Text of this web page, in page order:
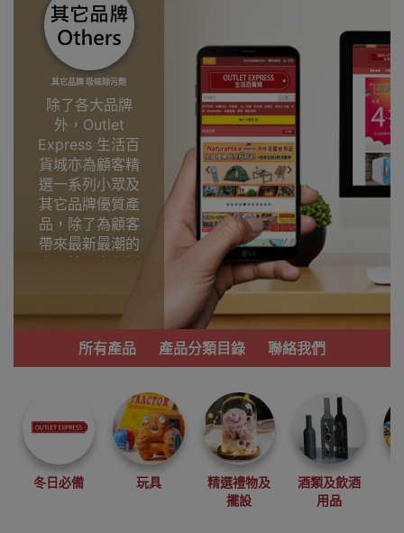
其它品牌 吸味除污劑
除了各大品牌
外，Outlet
Express 生活百
貨城亦為顧客精
選一系列小眾及
其它品牌優質產
品，除了為顧客
帶來最新最潮的
產品外，亦包括
功能齊備的產
品。
我們每月會固定
尋找最更新、最
潮、有特色而且
優惠的優質產
品，從用家的角
度為你帶來你的
最好選擇。
所有產品 產品分類目錄 聯絡我們
冬日必備 玩具
精選禮物及
擺設
酒類及飲酒
用品